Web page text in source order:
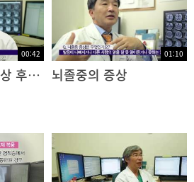
00:42
일시적 뇌졸중 증상 후 대응
01:10
뇌졸중의 증상